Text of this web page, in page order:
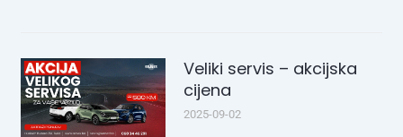
Veliki servis – akcijska
cijena
2025-09-02